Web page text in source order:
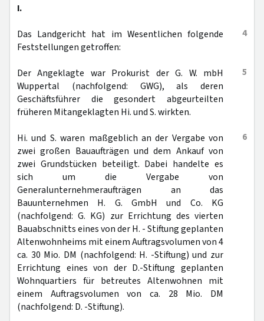
I.
4
Das Landgericht hat im Wesentlichen folgende
Feststellungen getroffen:
5
Der Angeklagte war Prokurist der G. W. mbH
Wuppertal (nachfolgend: GWG), als deren
Geschäftsführer die gesondert abgeurteilten
früheren Mitangeklagten Hi. und S. wirkten.
6
Hi. und S. waren maßgeblich an der Vergabe von
zwei großen Bauaufträgen und dem Ankauf von
zwei Grundstücken beteiligt. Dabei handelte es
sich um die Vergabe von
Generalunternehmeraufträgen an das
Bauunternehmen H. G. GmbH und Co. KG
(nachfolgend: G. KG) zur Errichtung des vierten
Bauabschnitts eines von der H. - Stiftung geplanten
Altenwohnheims mit einem Auftragsvolumen von 4
ca. 30 Mio. DM (nachfolgend: H. -Stiftung) und zur
Errichtung eines von der D.-Stiftung geplanten
Wohnquartiers für betreutes Altenwohnen mit
einem Auftragsvolumen von ca. 28 Mio. DM
(nachfolgend: D. -Stiftung).